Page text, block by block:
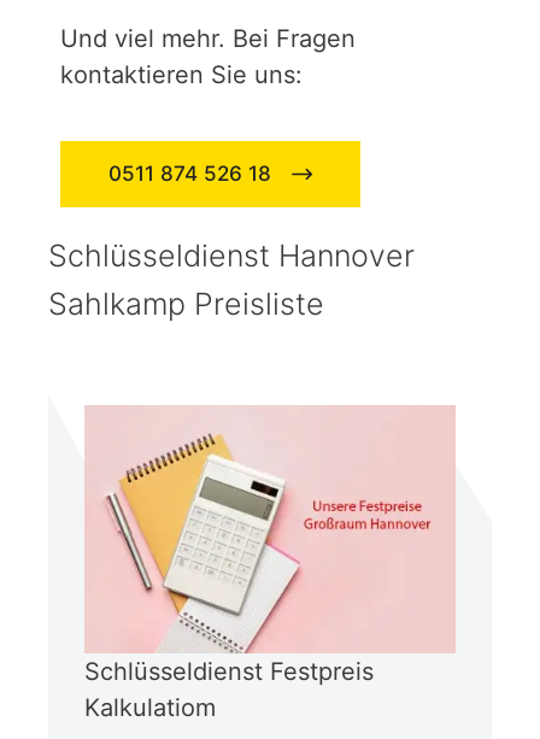
Und viel mehr. Bei Fragen
kontaktieren Sie uns:
0511 874 526 18
Schlüsseldienst Hannover
Sahlkamp Preisliste
Schlüsseldienst Festpreis
Kalkulatiom